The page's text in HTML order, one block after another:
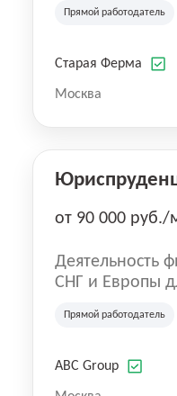
крупнейших
товаров по
SKU,
Прямой работодатель
Старая Ферма
Москва
от 90 000 руб./
Деятельность
СНГ и Европы
Прямой работодатель
ABC Group